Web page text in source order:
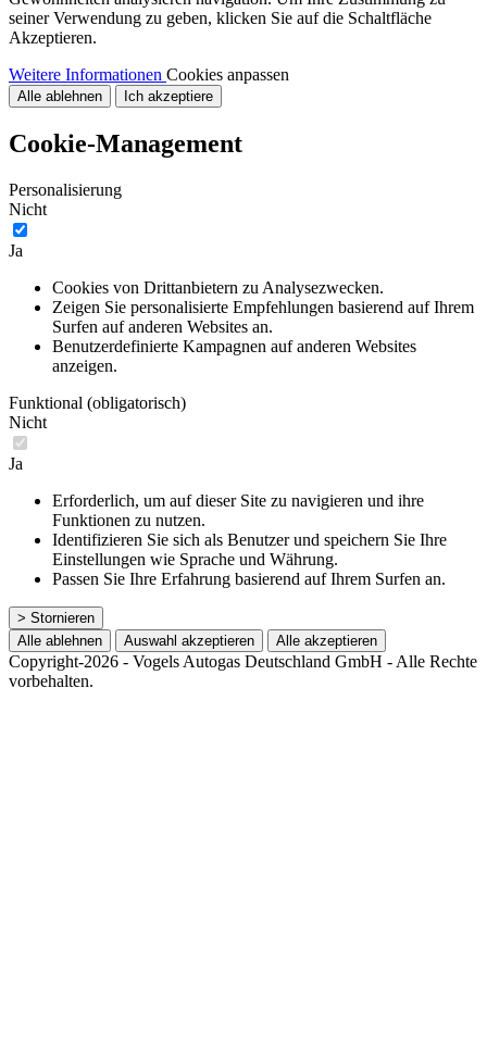
seiner Verwendung zu geben, klicken Sie auf die Schaltfläche
Akzeptieren.
Weitere Informationen Cookies anpassen
Alle ablehnen Ich akzeptiere
Cookie-Management
Personalisierung
Nicht
Ja
Cookies von Drittanbietern zu Analysezwecken.
Zeigen Sie personalisierte Empfehlungen basierend auf Ihrem
Surfen auf anderen Websites an.
Benutzerdefinierte Kampagnen auf anderen Websites
anzeigen.
Funktional (obligatorisch)
Nicht
Ja
Erforderlich, um auf dieser Site zu navigieren und ihre
Funktionen zu nutzen.
Identifizieren Sie sich als Benutzer und speichern Sie Ihre
Einstellungen wie Sprache und Währung.
Passen Sie Ihre Erfahrung basierend auf Ihrem Surfen an.
> Stornieren
Alle ablehnen
Auswahl akzeptieren Alle akzeptieren
Copyright-2026 - Vogels Autogas Deutschland GmbH - Alle Rechte
vorbehalten.